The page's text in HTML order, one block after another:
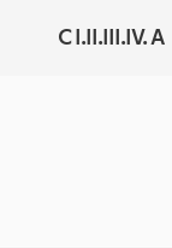
C I.II.III.IV. A